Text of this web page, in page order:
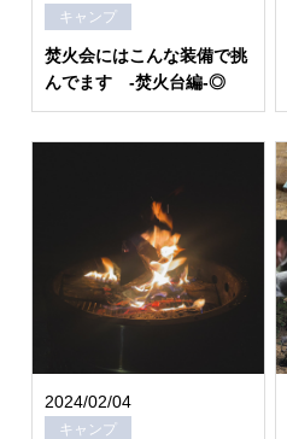
キャンプ
焚火会にはこんな装備で挑
んでます -焚火台編-◎
2024/02/04
キャンプ